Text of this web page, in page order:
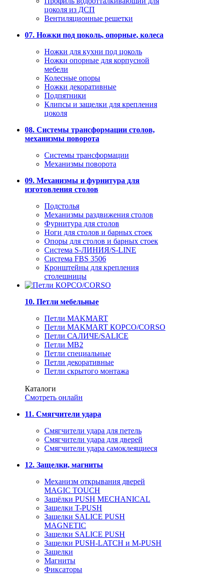
цоколя из ДСП
Вентиляционные решетки
07. Ножки под цоколь, опорные, колеса
Ножки для кухни под цоколь
Ножки опорные для корпусной
мебели
Колесные опоры
Ножки декоративные
Подпятники
Клипсы и защелки для крепления
цоколя
08. Системы трансформации столов,
механизмы поворота
Системы трансформации
Механизмы поворота
09. Механизмы и фурнитура для
изготовления столов
Подстолья
Механизмы раздвижения столов
Фурнитура для столов
Ноги для столов и барных стоек
Опоры для столов и барных стоек
Система S-ЛИНИЯ/S-LINE
Система FBS 3506
Кронштейны для крепления
столешницы
10. Петли мебельные
Петли MAKMART
Петли MAKMART КОРСО/CORSO
Петли САЛИЧЕ/SALICE
Петли MB2
Петли специальные
Петли декоративные
Петли скрытого монтажа
Каталоги
Смотреть онлайн
11. Смягчители удара
Смягчители удара для петель
Смягчители удара для дверей
Cмягчители удара самоклеящиеся
12. Защелки, магниты
Механизм открывания дверей
MAGIC TOUCH
Защёлки PUSH MECHANICAL
Защелки T-PUSH
Защелки SALICE PUSH
MAGNETIC
Защелки SALICE PUSH
Защелки PUSH-LATCH и M-PUSH
Защелки
Магниты
Фиксаторы